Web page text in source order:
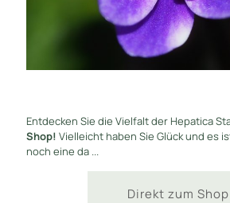
Entdecken Sie die Vielfalt der Hepatica
Shop! Vielleicht haben Sie Glück und es
noch eine da ...
Direkt zum Shop